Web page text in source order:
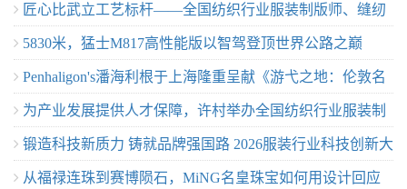
赛圆满收官！
举行！
匠心比武立工艺标杆——全国纺织行业服装制版师、缝纫
工技能竞赛许村选拔赛开赛
5830米，猛士M817高性能版以智驾登顶世界公路之巅
Penhaligon's潘海利根于上海隆重呈献《游弋之地：伦敦名
流录》主题展览 致敬肖像兽首系列十周年传奇篇章
为产业发展提供人才保障，许村举办全国纺织行业服装制
版师/缝纫工职业技能竞赛选拔赛
锻造科技新质力 铸就品牌强国路 2026服装行业科技创新大
会在杭州临平召开
从福禄连珠到赛博陨石，MiNG名皇珠宝如何用设计回应